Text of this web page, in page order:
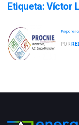
Etiqueta: Víctor
Proponen
POR